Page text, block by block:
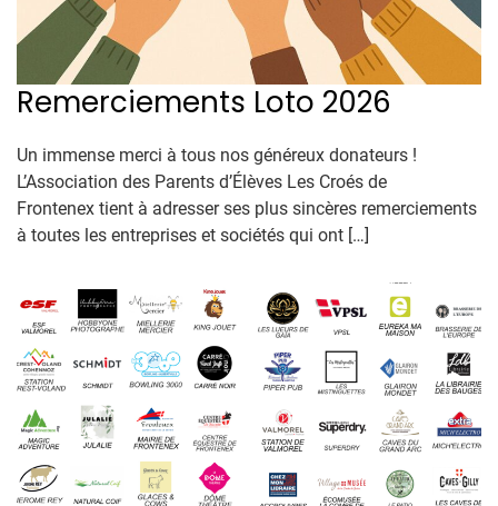
Remerciements Loto 2026
Un immense merci à tous nos généreux donateurs !
L’Association des Parents d’Élèves Les Croés de
Frontenex tient à adresser ses plus sincères remerciements
à toutes les entreprises et sociétés qui ont […]